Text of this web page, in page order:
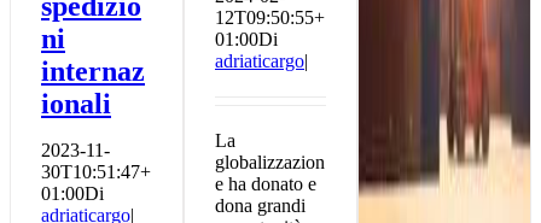
12T09:50:55+
01:00Di
adriaticargo|
La
globalizzazion
e ha donato e
dona grandi
ni
internaz
ionali
2023-11-
30T10:51:47+
01:00Di
adriaticargo|